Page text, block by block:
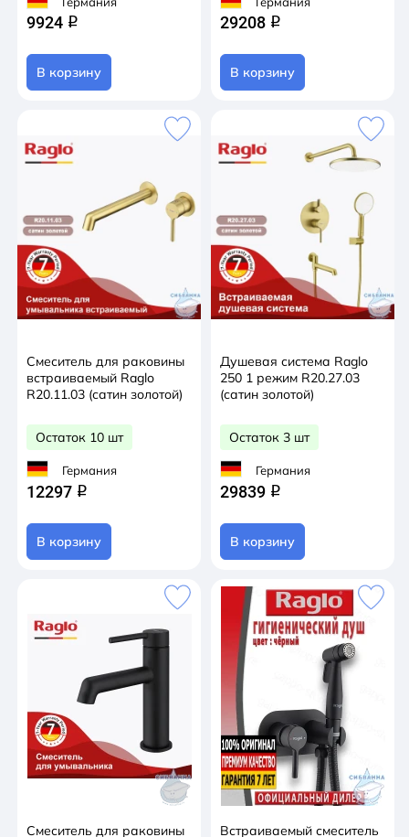
9924 q
В корзину
29208 q
В корзину
Смеситель для раковины
встраиваемый Raglo
R20.11.03 (сатин золотой)
Остаток 10 шт
Германия
12297 q
В корзину
Душевая система Raglo
250 1 режим R20.27.03
(сатин золотой)
Остаток 3 шт
Германия
29839 q
В корзину
Смеситель для раковины Встраиваемый смеситель